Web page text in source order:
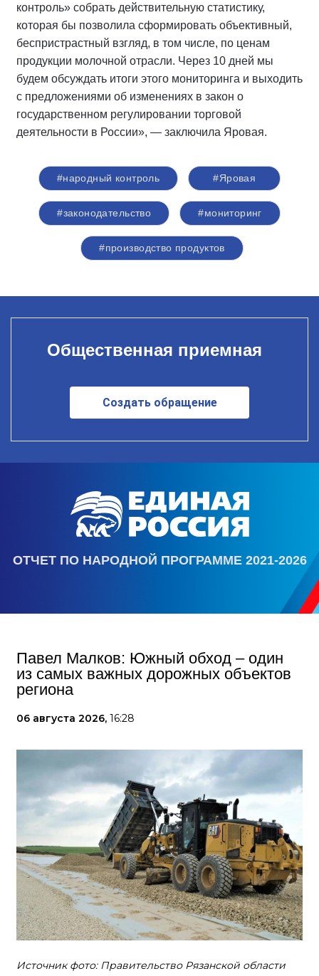
контроль» собрать действительную статистику,
которая бы позволила сформировать объективный,
беспристрастный взгляд, в том числе, по ценам
продукции молочной отрасли. Через 10 дней мы
будем обсуждать итоги этого мониторинга и выходить
с предложениями об изменениях в закон о
государственном регулировании торговой
деятельности в России», — заключила Яровая.
#народный контроль #Яровая
#законодательство #мониторинг
#производство продуктов
Общественная приемная
Создать обращение
ОТЧЕТ ПО НАРОДНОЙ ПРОГРАММЕ 2021-2026
Павел Малков: Южный обход – один
из самых важных дорожных объектов
региона
06 августа 2026, 16:28
Источник фото: Правительство Рязанской области